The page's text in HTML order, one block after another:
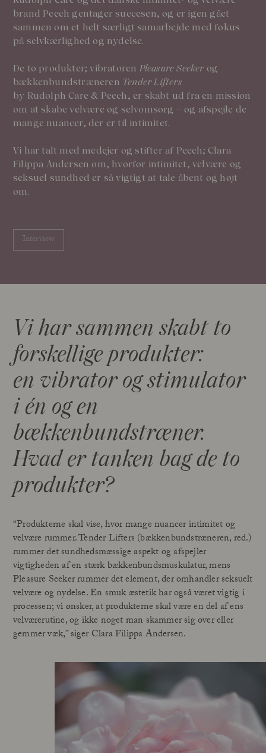
brand Peech gentager succesen, og er igen gået
sammen om et helt særligt samarbejde med fokus
på selvkærlighed og nydelse.
De to produkter; vibratoren Pleasure Seekerog
bækkenbundstræneren Tender Lifters
by Rudolph Care & Peech, er skabt ud fra en mission
om at skabe velvære og selvomsorg – og afspejle de
mange nuancer, der er til intimitet.
Vi har talt med medejer og stifter af Peech; Clara
Filippa Andersen om, hvorfor intimitet, velvære og
seksuel sundhed er så vigtigt at tale åbent og højt
om.
Interview
Vi har sammen skabt to
forskellige produkter:
en vibrator og stimulator
i én og en
bækkenbundstræner.
Hvad er tanken bag de to
produkter?
“Produkterne skal vise, hvor mange nuancer intimitet og
velvære rummer. Tender Lifters (bækkenbundstræneren, red.)
rummer det sundhedsmæssige aspekt og afspejler
vigtigheden af en stærk bækkenbundsmuskulatur, mens
Pleasure Seeker rummer det element, der omhandler seksuelt
velvære og nydelse. En smuk æstetik har også været vigtig i
processen; vi ønsker, at produkterne skal være en del af ens
velværerutine, og ikke noget man skammer sig over eller
gemmer væk,” siger Clara Filippa Andersen.